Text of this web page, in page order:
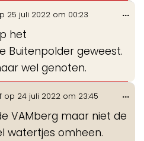
25 juli 2022 om 00:23
het
Buitenpolder geweest.
wel genoten.
...
op 24 juli 2022 om 23:45
VAMberg maar niet de
watertjes omheen.
...